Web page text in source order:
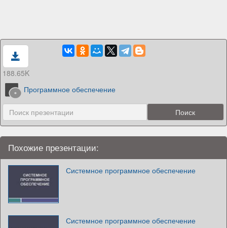
188.65K
Программное обеспечение
Похожие презентации:
Системное программное обеспечение
Системное программное обеспечение